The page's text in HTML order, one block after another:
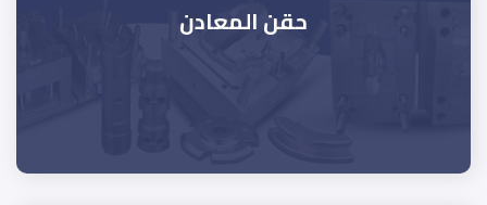
حقن المعادن